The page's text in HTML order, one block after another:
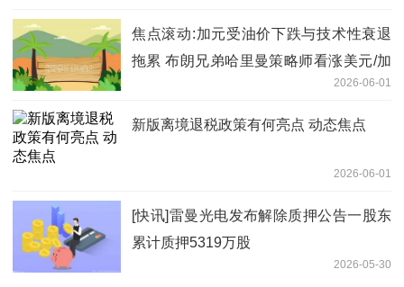
焦点滚动:加元受油价下跌与技术性衰退
拖累 布朗兄弟哈里曼策略师看涨美元/加
2026-06-01
新版离境退税政策有何亮点 动态焦点
2026-06-01
[快讯]雷曼光电发布解除质押公告一股东
累计质押5319万股
2026-05-30